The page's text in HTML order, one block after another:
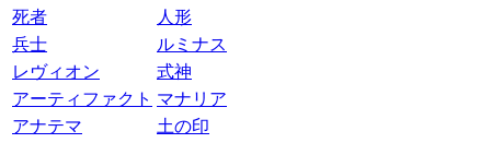
死者
人形
兵士
ルミナス
レヴィオン
式神
アーティファクト マナリア
アナテマ
土の印